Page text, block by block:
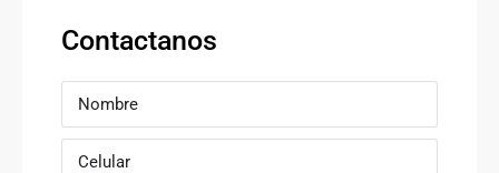
Contactanos